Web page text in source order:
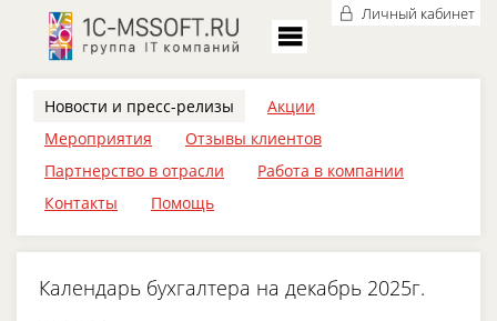
Личный кабинет
Новости и пресс-релизы
Акции
Мероприятия
Отзывы клиентов
Партнерство в отрасли
Работа в компании
Контакты
Помощь
Календарь бухгалтера на декабрь 2025г.